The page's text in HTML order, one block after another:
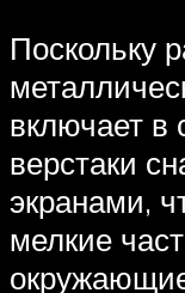
Поскольку
включает в
верстаки
экранами,
мелкие